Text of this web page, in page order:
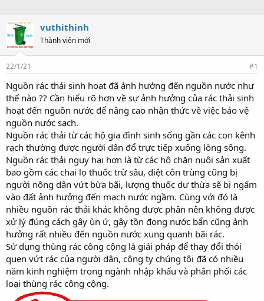
vuthithinh
Thành viên mới
22/1/21 #1
Nguồn rác thải sinh hoạt đã ảnh hưởng đến nguồn nước như
thế nào ?? Cần hiểu rõ hơn về sự ảnh hưởng của rác thải sinh
hoạt đến nguồn nước để nâng cao nhận thức về việc bảo vệ
nguồn nước sạch.
Nguồn rác thải từ các hộ gia đình sinh sống gần các con kênh
rạch thường được người dân đổ trực tiếp xuống lòng sông.
Nguồn rác thải nguy hại hơn là từ các hộ chăn nuôi sản xuất
bao gồm các chai lọ thuốc trừ sâu, diệt côn trùng cũng bị
người nông dân vứt bừa bãi, lượng thuốc dư thừa sẽ bị ngấm
vào đất ảnh hưởng đến mạch nước ngầm. Cùng với đó là
nhiều nguồn rác thải khác không được phân nên không được
xử lý đúng cách gây ùn ứ, gây tồn đọng nước bẩn cũng ảnh
hưởng rất nhiều đến nguồn nước xung quanh bãi rác.
Sử dụng thùng rác công cộng là giải pháp để thay đổi thói
quen vứt rác của người dân, công ty chúng tôi đã có nhiều
năm kinh nghiệm trong ngành nhập khẩu và phân phối các
loại thùng rác công cộng.